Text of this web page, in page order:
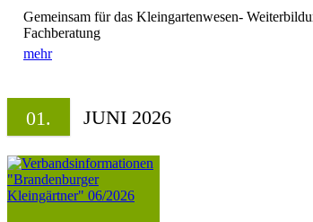
Gemeinsam für das Kleingartenwesen-
Fachberatung
mehr
01. JUNI 2026